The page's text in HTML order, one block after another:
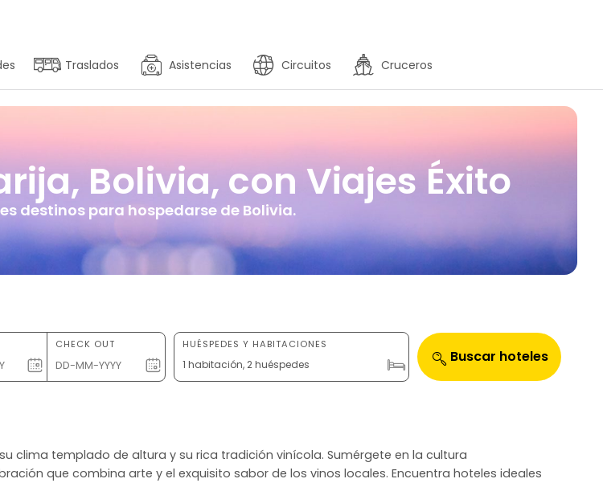
Traslados Asistencias Circuitos Cruceros
Bolivia, con Viajes Éxito
destinos para hospedarse de Bolivia.
CHECK OUT HUÉSPEDES Y HABITACIONES
1 habitación, 2 huéspedes Buscar hoteles
clima templado de altura y su rica tradición vinícola. Sumérgete en la cultura
que combina arte y el exquisito sabor de los vinos locales. Encuentra hoteles ideales